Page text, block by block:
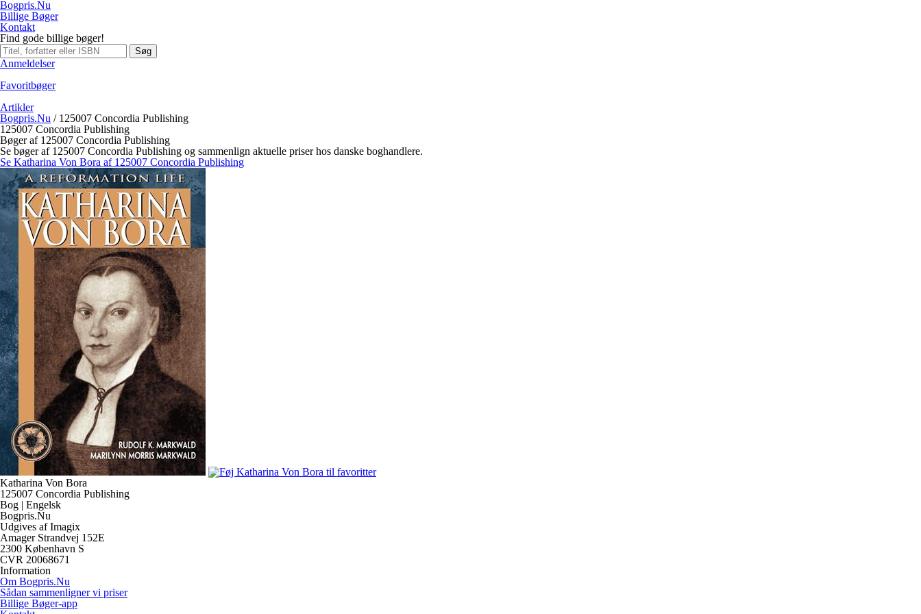
Bogpris.Nu
Billige Bøger
Kontakt
Find gode billige bøger!
Søg
Anmeldelser
Favoritbøger
Artikler
Bogpris.Nu / 125007 Concordia Publishing
125007 Concordia Publishing
Bøger af 125007 Concordia Publishing
Se bøger af 125007 Concordia Publishing og sammenlign aktuelle priser hos danske boghandlere.
Se Katharina Von Bora af 125007 Concordia Publishing
Katharina Von Bora
125007 Concordia Publishing
Bog | Engelsk
Bogpris.Nu
Udgives af Imagix
Amager Strandvej 152E
2300 København S
CVR 20068671
Information
Om Bogpris.Nu
Sådan sammenligner vi priser
Billige Bøger-app